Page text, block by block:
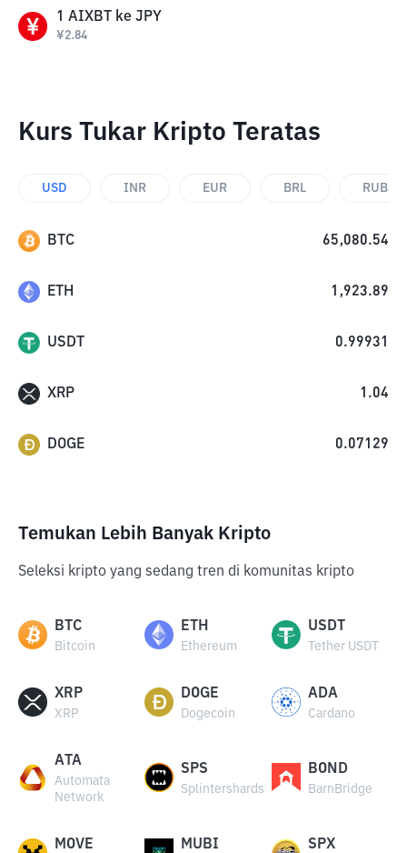
1 AIXBT ke JPY
¥2.84
Kurs Tukar Kripto Teratas
USD INR EUR BRL RUB
BTC 65,080.54
ETH 1,923.89
USDT 0.99931
XRP 1.04
DOGE 0.07129
Temukan Lebih Banyak Kripto
Seleksi kripto yang sedang tren di komunitas kripto
BTC
Bitcoin
ETH
Ethereum
USDT
Tether USDT
XRP
XRP
DOGE
Dogecoin
ADA
Cardano
ATA
Automata
Network
SPS
Splintershards
BOND
BarnBridge
MOVE MUBI SPX